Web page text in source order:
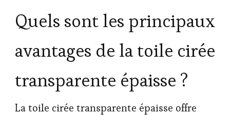
Quels sont les principaux
avantages de la toile cirée
transparente épaisse ?
La toile cirée transparente épaisse offre